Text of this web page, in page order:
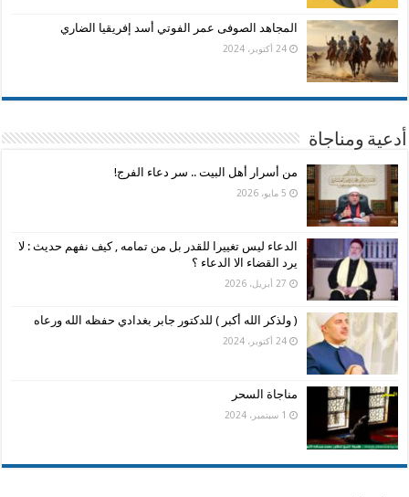
المجاهد الصوفى عمر الفوتي أسد إفريقيا الضاري
24 أكتوبر، 2024
أدعية ومناجاة
من أسرار أهل البيت .. سر دعاء الفرج!
5 مايو، 2026
الدعاء ليس تغييرا للقدر بل من تمامه , كيف نفهم حديث : لا
يرد القضاء الا الدعاء ؟
27 أبريل، 2026
( ولذكر الله أكبر ) للدكتور جابر بغدادي حفظه الله ورعاه
24 أكتوبر، 2024
مناجاة السحر
1 سبتمبر، 2024